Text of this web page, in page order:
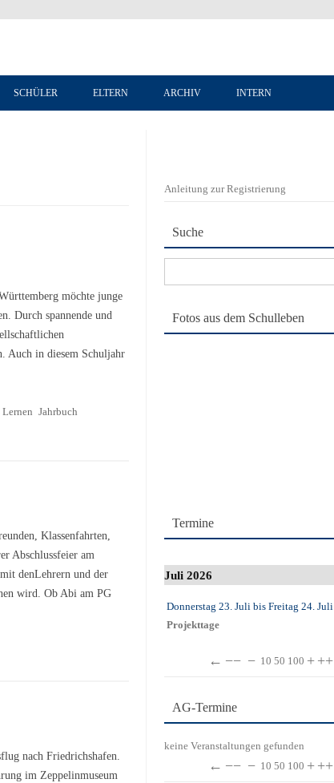
SCHÜLER ELTERN ARCHIV INTERN
möchte junge
Durch spannende und
Auch in diesem Schuljahr
Jahrbuch
Klassenfahrten,
Abschlussfeier am
denLehrern und der
wird. Ob Abi am PG
nach Friedrichshafen.
im Zeppelinmuseum
Anleitung zur Registrierung
Suche
nach:
Fotos aus dem Schulleben
Termine
Juli 2026
Donnerstag 23. Julibis Freitag 24. Juli
Projekttage
← −− − 10 50 100 + ++
AG-Termine
keine Veranstaltungen gefunden
← −− − 10 50 100 + ++